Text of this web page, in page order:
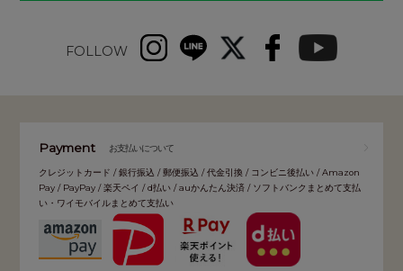
FOLLOW
Payment お支払いについて
クレジットカード / 銀行振込 / 郵便振込 / 代金引換 / コンビニ後払い / Amazon
Pay / PayPay / 楽天ペイ / d払い / auかんたん決済 / ソフトバンクまとめて支払
い・ワイモバイルまとめて支払い